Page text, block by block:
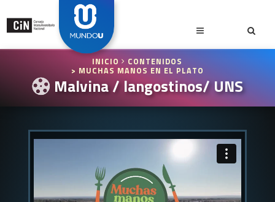
INICIO CONTENIDOS
> MUCHAS MANOS EN EL PLATO
Malvina / langostinos/ UNS